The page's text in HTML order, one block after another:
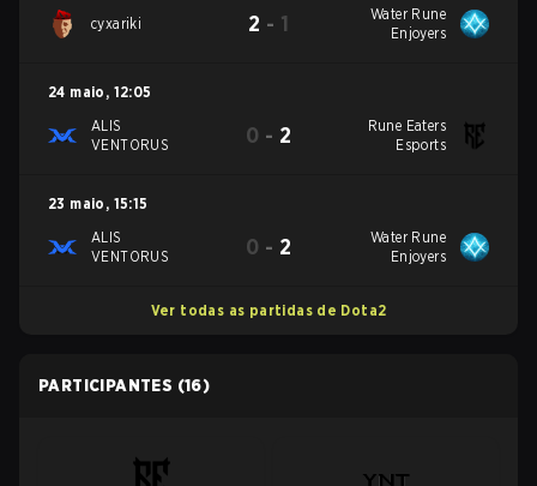
cyxariki 2 - 1
Water Rune
Enjoyers
24 maio , 12:05
ALIS
VENTORUS
0 - 2
Rune Eaters
Esports
23 maio , 15:15
ALIS
VENTORUS
0 - 2
Water Rune
Enjoyers
Ver todas as partidas de Dota2
PARTICIPANTES (16)